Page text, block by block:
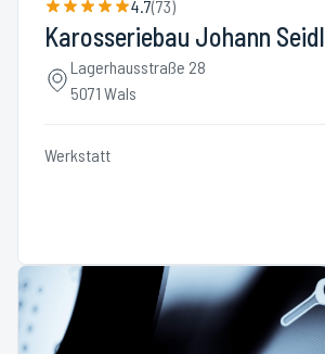
4.7(73)
Karosseriebau Johann Seidl
Lagerhausstraße 28
5071 Wals
Werkstatt